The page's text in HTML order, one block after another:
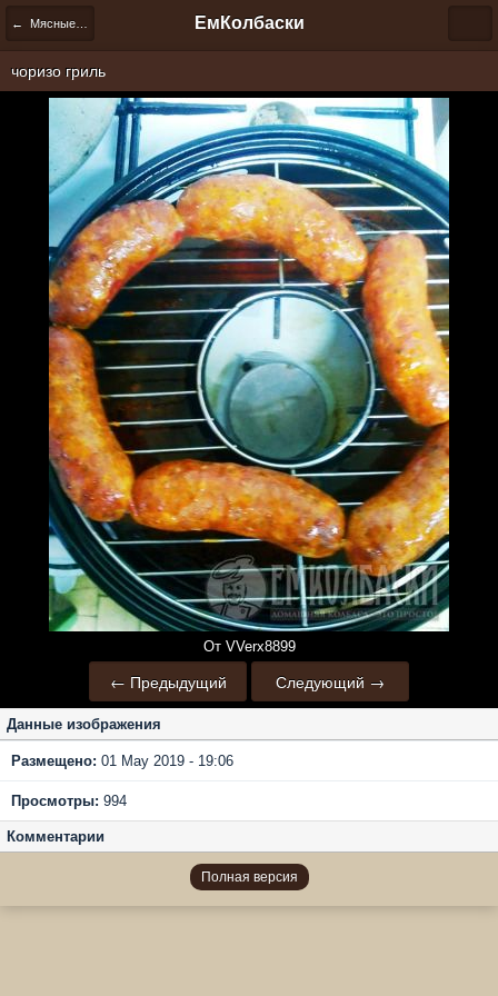
← Мясные исследования ЕмКолбаски
чоризо гриль
От VVerx8899
← Предыдущий Следующий →
Данные изображения
Размещено: 01 May 2019 - 19:06
Просмотры: 994
Комментарии
Полная версия